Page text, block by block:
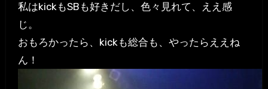
私はkickもSBも好きだし、色々見れて、ええ感
じ。
おもろかったら、kickも総合も、やったらええね
ん！